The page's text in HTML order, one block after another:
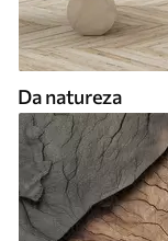
Da natureza